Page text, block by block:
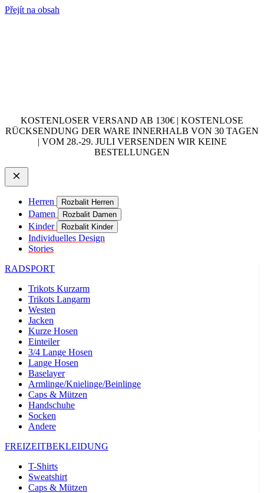
Přejít na obsah
KOSTENLOSER VERSAND AB 130€ | KOSTENLOSE
RÜCKSENDUNG DER WARE INNERHALB VON 30 TAGEN
| VOM 28.-29. JULI VERSENDEN WIR KEINE
BESTELLUNGEN
Herren Rozbalit Herren
Damen Rozbalit Damen
Kinder Rozbalit Kinder
Individuelles Design
Stories
RADSPORT
Trikots Kurzarm
Trikots Langarm
Westen
Jacken
Kurze Hosen
Einteiler
3/4 Lange Hosen
Lange Hosen
Baselayer
Armlinge/Knielinge/Beinlinge
Caps & Mützen
Handschuhe
Socken
Andere
FREIZEITBEKLEIDUNG
T-Shirts
Sweatshirt
Caps & Mützen